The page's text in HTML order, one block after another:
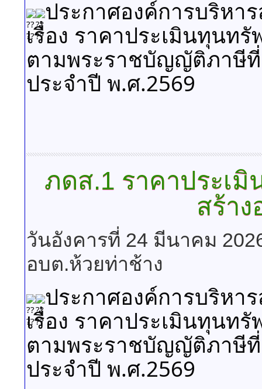
ประกาศองค์การบริหา
เรื่อง ราคาประเมินทุนท
ตามพระราชบัญญัติภาษีที่
ประจำปี พ.ศ.2569
ภดส.1 ราคาประเ
สร้า
วันอังคารที่ 24 มีนาคม
อบต.ห้วยท่าช้าง
ประกาศองค์การบริหา
เรื่อง ราคาประเมินทุนท
ตามพระราชบัญญัติภาษีที่
ประจำปี พ.ศ.2569